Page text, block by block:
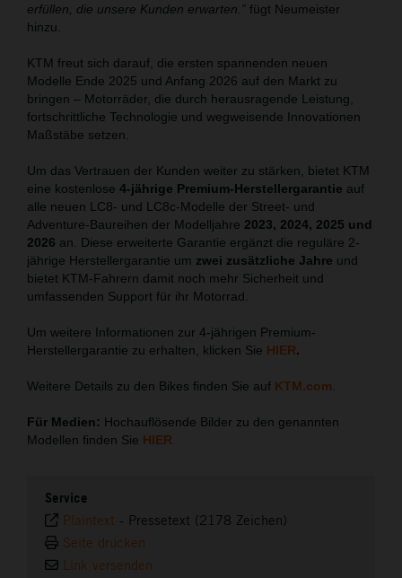
erfüllen, die unsere Kunden erwarten.” fügt Neumeister
hinzu.
KTM freut sich darauf, die ersten spannenden neuen
Modelle Ende 2025 und Anfang 2026 auf den Markt zu
bringen – Motorräder, die durch herausragende Leistung,
fortschrittliche Technologie und wegweisende Innovationen
Maßstäbe setzen.
Um das Vertrauen der Kunden weiter zu stärken, bietet KTM
eine kostenlose 4-jährige Premium-Herstellergarantie auf
alle neuen LC8- und LC8c-Modelle der Street- und
Adventure-Baureihen der Modelljahre 2023, 2024, 2025 und
2026 an. Diese erweiterte Garantie ergänzt die reguläre 2-
jährige Herstellergarantie um zwei zusätzliche Jahre und
bietet KTM-Fahrern damit noch mehr Sicherheit und
umfassenden Support für ihr Motorrad.
Um weitere Informationen zur 4-jährigen Premium-
Herstellergarantie zu erhalten, klicken Sie HIER.
Weitere Details zu den Bikes finden Sie auf KTM.com
Für Medien: Hochauflösende Bilder zu den genannten
Modellen finden Sie HIER
Service
Plaintext - Pressetext (2178 Zeichen)
Seite drucken
Link versenden